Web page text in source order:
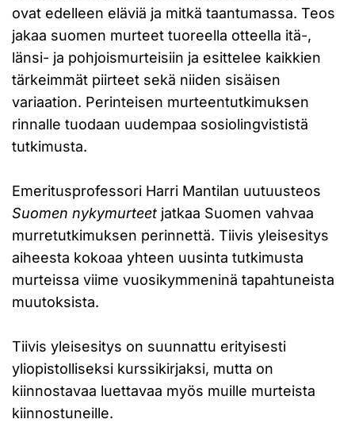
ovat edelleen eläviä ja mitkä taantumassa. Teos
jakaa suomen murteet tuoreella otteella itä-,
länsi- ja pohjoismurteisiin ja esittelee kaikkien
tärkeimmät piirteet sekä niiden sisäisen
variaation. Perinteisen murteentutkimuksen
rinnalle tuodaan uudempaa sosiolingvististä
tutkimusta.
Emeritusprofessori Harri Mantilan uutuusteos
Suomen nykymurteet jatkaa Suomen vahvaa
murretutkimuksen perinnettä. Tiivis yleisesitys
aiheesta kokoaa yhteen uusinta tutkimusta
murteissa viime vuosikymmeninä tapahtuneista
muutoksista.
Tiivis yleisesitys on suunnattu erityisesti
yliopistolliseksi kurssikirjaksi, mutta on
kiinnostavaa luettavaa myös muille murteista
kiinnostuneille.